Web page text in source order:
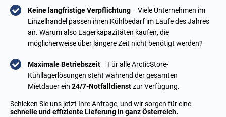
Keine langfristige Verpflichtung– Viele Unternehmen im
Einzelhandel passen ihren Kühlbedarf im Laufe des Jahres
an. Warum also Lagerkapazitäten kaufen, die
möglicherweise über längere Zeit nicht benötigt werden?
Maximale Betriebszeit– Für alle ArcticStore-
Kühllagerlösungen steht während der gesamten
Mietdauer ein 24/7-Notfalldienstzur Verfügung.
Schicken Sie uns jetzt Ihre Anfrage, und wir sorgen für eine
schnelle und effiziente Lieferung in ganz Österreich.